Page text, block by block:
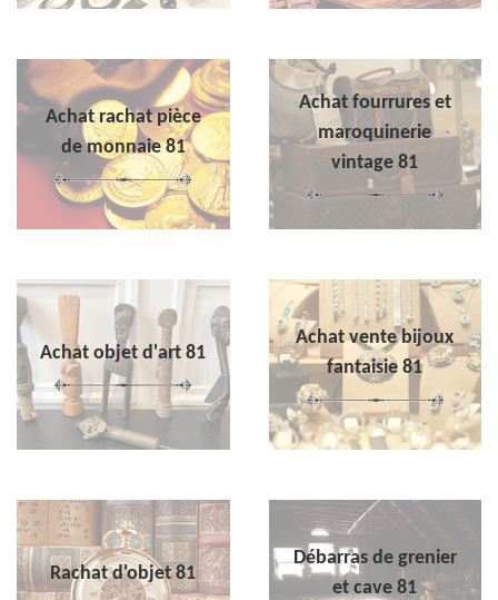
Achat rachat pièce
de monnaie 81
Achat fourrures et
maroquinerie
vintage 81
Achat objet d'art 81
Achat vente bijoux
fantaisie 81
Rachat d'objet 81
Débarras de grenier
et cave 81